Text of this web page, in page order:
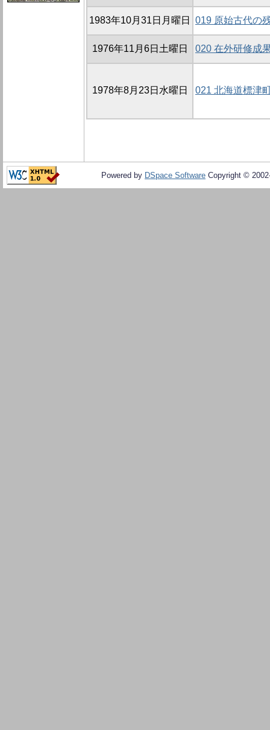
1983年10月31日月曜日 019 原始古代の
1976年11月6日土曜日 020 在外研修成
1978年8月23日水曜日 021 北海道標津
Powered by DSpace Software Copyright ©